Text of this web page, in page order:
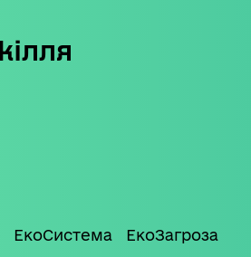
ЕкоСистема ЕкоЗагроза